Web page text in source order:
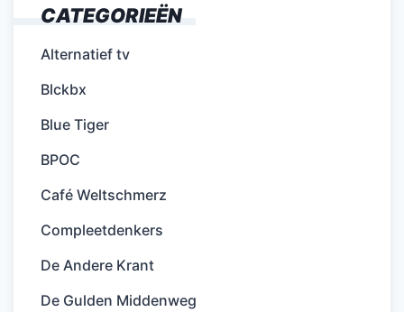
CATEGORIEËN
Alternatief tv
Blckbx
Blue Tiger
BPOC
Café Weltschmerz
Compleetdenkers
De Andere Krant
De Gulden Middenweg